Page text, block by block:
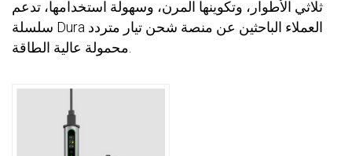
ثلاثي الأطوار، وتكوينها المرن، وسهولة استخدامها، تدعم
سلسلة Dura العملاء الباحثين عن منصة شحن تيار متردد